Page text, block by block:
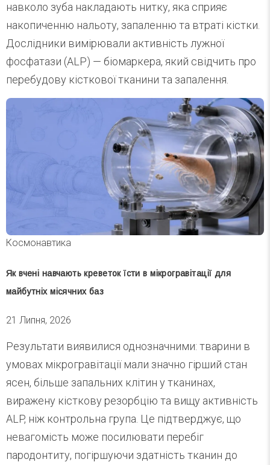
навколо зуба накладають нитку, яка сприяє
накопиченню нальоту, запаленню та втраті кістки.
Дослідники вимірювали активність лужної
фосфатази (ALP) — біомаркера, який свідчить про
перебудову кісткової тканини та запалення.
Космонавтика
Як вчені навчають креветок їсти в мікрогравітації для
майбутніх місячних баз
21 Липня, 2026
Результати виявилися однозначними: тварини в
умовах мікрогравітації мали значно гірший стан
ясен, більше запальних клітин у тканинах,
виражену кісткову резорбцію та вищу активність
ALP, ніж контрольна група. Це підтверджує, що
невагомість може посилювати перебіг
пародонтиту, погіршуючи здатність тканин до